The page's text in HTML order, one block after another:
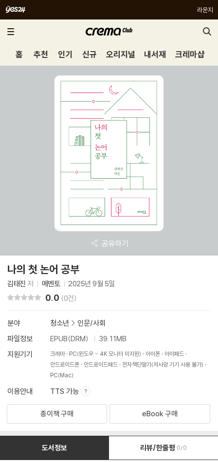
라운지
홈 추천 인기 신규 오리지널 내서재 크레마샵
공유하기
나의 첫 논어 공부
김태진 저 메멘토 2025년 9월 5일
0.0 (0건)
분야 청소년 > 인문/사회
파일정보
EPUB(DRM)
39.11MB
지원기기
크레마 PC(윈도우 - 4K 모니터 미지원) 아이폰
아이패드
안드로이드폰
안드로이드패드
전자책단말기(저사양 기기 사용 불가)
PC(Mac)
이용안내 TTS 가능
종이책 구매 eBook 구매
도서정보 리뷰/한줄평 0/0